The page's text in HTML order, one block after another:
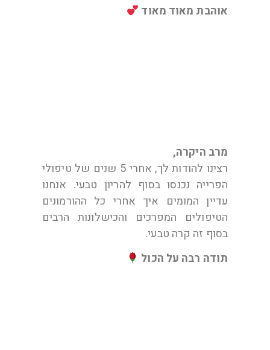
אוהבת מאוד מאוד
מרב היקרה,
רצינו להודות לך, אחרי 5 שנים של טיפולי
הפרייה נכנסו בסוף להריון טבעי. אנחנו
עדיין המומים איך אחרי כל ההורמונים
הטיפולים המפרכים והכישלונות הרבים
בסוף זה קרה טבעי.
תודה רבה על הכול